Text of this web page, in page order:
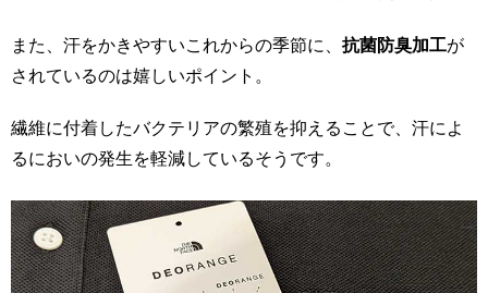
また、汗をかきやすいこれからの季節に、 抗菌防臭加工が
されているのは嬉しいポイント。
繊維に付着したバクテリアの繁殖を抑えることで、汗によ
るにおいの発生を軽減しているそうです。